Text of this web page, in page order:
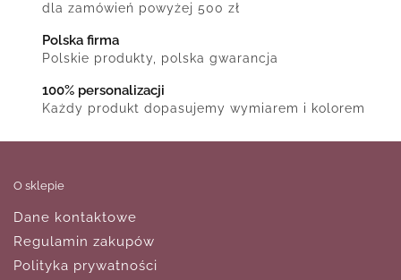
dla zamówień powyżej 500 zł
Polska firma
Polskie produkty, polska gwarancja
100% personalizacji
Każdy produkt dopasujemy wymiarem i kolorem
O sklepie
Dane kontaktowe
Regulamin zakupów
Polityka prywatności